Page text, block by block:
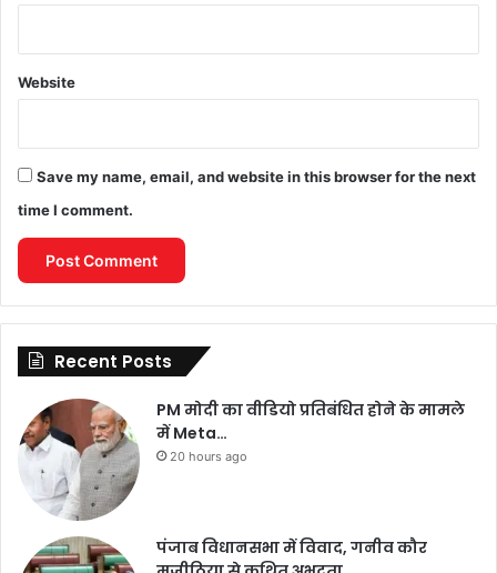
Website
Save my name, email, and website in this browser for the next
time I comment.
Recent Posts
PM मोदी का वीडियो प्रतिबंधित होने के मामले
में Meta…
20 hours ago
पंजाब विधानसभा में विवाद, गनीव कौर